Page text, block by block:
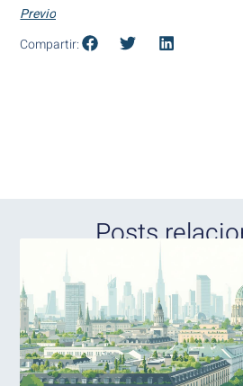
Previo
Compartir:
Posts